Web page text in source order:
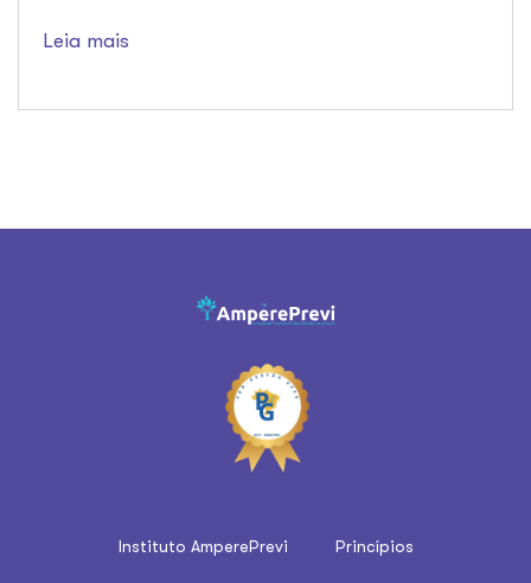
Leia mais
Instituto AmperePrevi Princípios